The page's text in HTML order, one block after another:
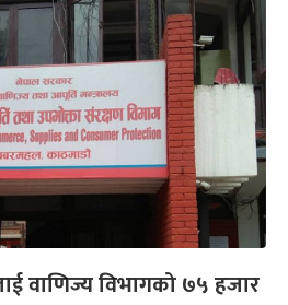
वाणिज्य विभागको ७५ हजार